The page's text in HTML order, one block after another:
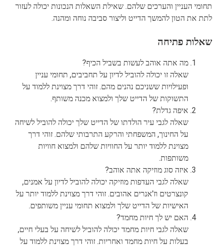
תחומי העניין והערכים שלהם. שאילת השאלות הנכונות יכולה לעזור
לתת את הטון להמשך הדייט וליצור סביבה נוחה ומהנה.
שאלות פתיחה
מה אתה אוהב לעשות בשביל הכיף?
שאלה זו יכולה להוביל לדיון על תחביבים, תחומי עניין
ופעילויות ששניכם נהנים מהם. זוהי דרך מצוינת ללמוד על
התשוקות של הדייט שלך ולמצוא מכנה משותף.
איפה גדלת?
שאלה לגבי עיר הולדתו של הדייט שלך יכולה להוביל לשיחה
על החינוך, המשפחתי והרקע התרבותי שלהם. זוהי דרך
מצוינת ללמוד יותר על החוויות שלהם ולמצוא חוויות
משותפות.
איזה סוג מוזיקה אתה אוהב?
שאלה לגבי העדפות מוזיקה יכולה להוביל לדיון על אמנים,
קונצרטים וז'אנרים אהובים. זוהי דרך מצוינת ללמוד יותר על
האישיות של הדייט שלך ולמצוא תחומי עניין משותפים.
האם יש לך חיות מחמד?
שאלה לגבי חיות מחמד יכולה להוביל לשיחה על בעלי חיים,
בעלות על חיות מחמד ואחריות. זוהי דרך מצוינת ללמוד על